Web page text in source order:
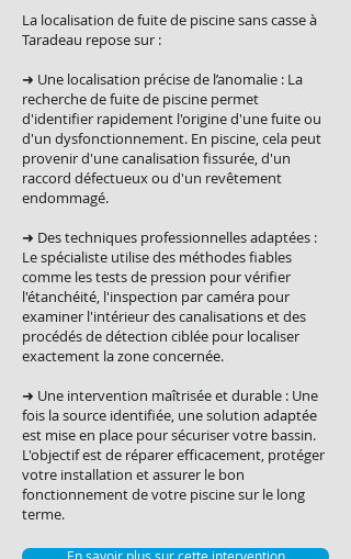
La localisation de fuite de piscine sans casse à
Taradeau repose sur :
➜ Une localisation précise de l’anomalie : La
recherche de fuite de piscine permet
d'identifier rapidement l'origine d'une fuite ou
d'un dysfonctionnement. En piscine, cela peut
provenir d'une canalisation fissurée, d'un
raccord défectueux ou d'un revêtement
endommagé.
➜ Des techniques professionnelles adaptées :
Le spécialiste utilise des méthodes fiables
comme les tests de pression pour vérifier
l'étanchéité, l'inspection par caméra pour
examiner l'intérieur des canalisations et des
procédés de détection ciblée pour localiser
exactement la zone concernée.
➜ Une intervention maîtrisée et durable : Une
fois la source identifiée, une solution adaptée
est mise en place pour sécuriser votre bassin.
L'objectif est de réparer efficacement, protéger
votre installation et assurer le bon
fonctionnement de votre piscine sur le long
terme.